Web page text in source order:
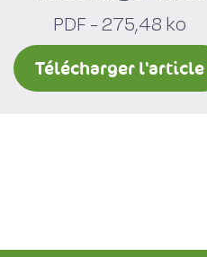
PDF - 275,48 ko
Télécharger l'article